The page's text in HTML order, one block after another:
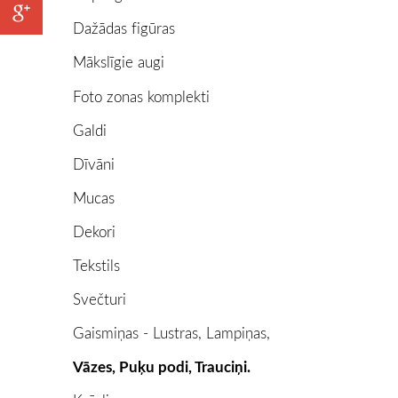
Dažādas figūras
Mākslīgie augi
Foto zonas komplekti
Galdi
Dīvāni
Mucas
Dekori
Tekstils
Svečturi
Gaismiņas - Lustras, Lampiņas,
Vāzes, Puķu podi, Trauciņi.